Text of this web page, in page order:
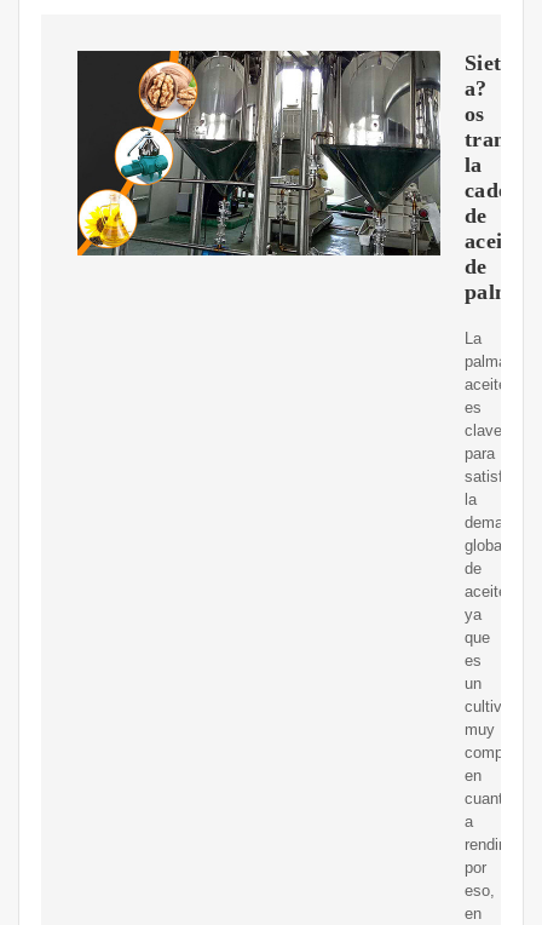
Siete
a?
os
la
cadena
de
aceite
de
palma
La
palma
aceitera
es
clave
para
satisfacer
la
demanda
global
de
aceites
ya
que
es
un
cultivo
muy
en
cuanto
a
por
eso,
en